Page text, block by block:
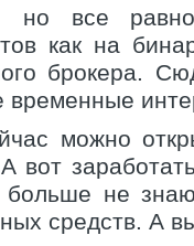
но все
как на
брокера.
временные
можно
вот
не знаю
средств. А